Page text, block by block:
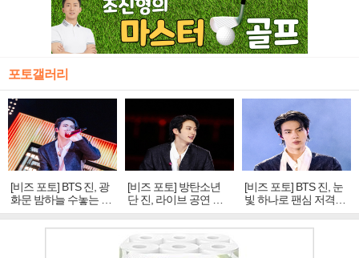
포토갤러리
[비즈 포토] BTS 진, 광
화문 밤하늘 수놓는 '비
주얼 킹'의 열창
[비즈 포토] 방탄소년
단 진, 라이브 공연 중
빛나는 독보적 아우라
[비즈 포토] BTS 진, 눈
빛 하나로 팬심 저격…
독보적 카리스마